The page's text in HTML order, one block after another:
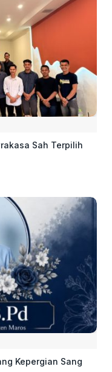
Sah Terpilih
Kepergian Sang